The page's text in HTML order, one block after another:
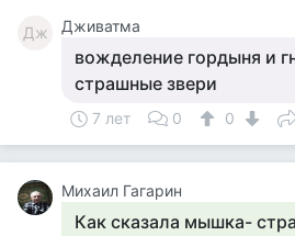
Дж Дживатма
вожделение гордыня и
страшные звери
7 лет 0 0
Михаил Гагарин
Как сказала мышка-